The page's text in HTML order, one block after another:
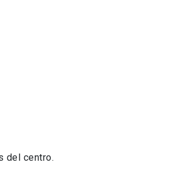
del centro.